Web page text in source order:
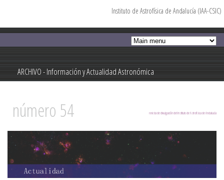
contenido
ARCHIVO - Información y Actualidad Astronómica
Información y Actualidad Astronómica
Instituto de Astrofísica de Andalucía (IAA-CSIC)
revista de divulgación del Instituto de Astrofísica de Andalucía
número 54